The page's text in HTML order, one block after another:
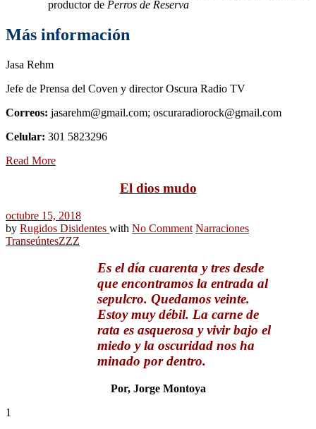
productor de Perros de Reserva
Más información
Jasa Rehm
Jefe de Prensa del Coven y director Oscura Radio TV
Correos: jasarehm@gmail.com; oscuraradiorock@gmail.com
Celular: 301 5823296
Read More
El dios mudo
octubre 15, 2018
by Rugidos Disidentes with No Comment Narraciones
TranseúntesZZZ
Es el día cuarenta y tres desde
que encontramos la entrada al
sepulcro. Quedamos veinte.
Estoy muy débil. La carne de
rata es asquerosa y vivir bajo el
miedo y la oscuridad nos ha
minado por dentro.
Por, Jorge Montoya
1